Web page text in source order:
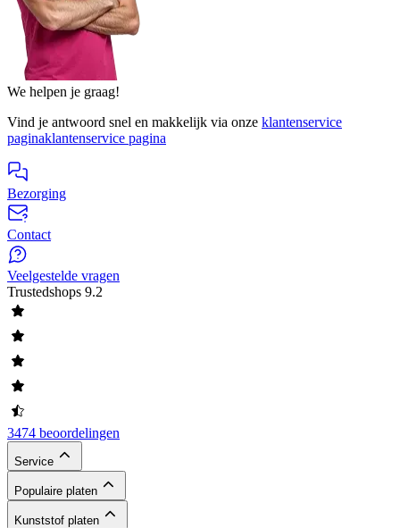
We helpen je graag!
Vind je antwoord snel en makkelijk via onze klantenservice
paginaklantenservice pagina
Bezorging
Contact
Veelgestelde vragen
Trustedshops 9.2
3474 beoordelingen
Service
Populaire platen
Kunststof platen